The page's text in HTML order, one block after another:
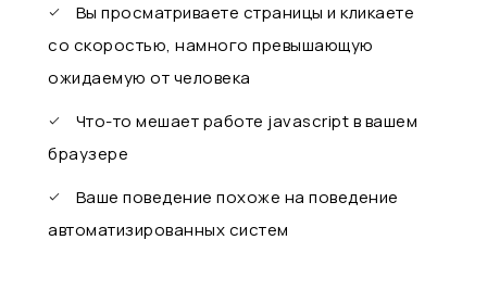
Вы просматриваете страницы и кликаете
со скоростью, намного превышающую
ожидаемую от человека
Что-то мешает работе javascript в вашем
браузере
Ваше поведение похоже на поведение
автоматизированных систем